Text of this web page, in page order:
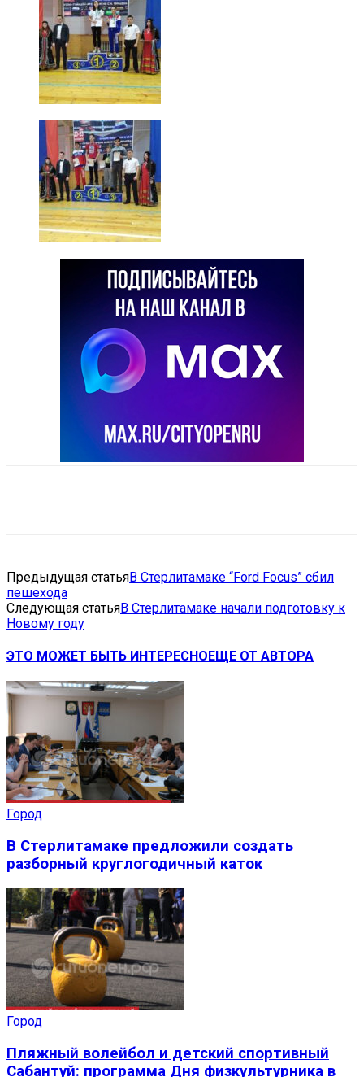
Предыдущая статьяВ Стерлитамаке “Ford Focus” сбил
пешехода
Следующая статьяВ Стерлитамаке начали подготовку к
Новому году
ЭТО МОЖЕТ БЫТЬ ИНТЕРЕСНОЕЩЕ ОТ АВТОРА
Город
В Стерлитамаке предложили создать
разборный круглогодичный каток
Город
Пляжный волейбол и детский спортивный
Сабантуй: программа Дня физкультурника в